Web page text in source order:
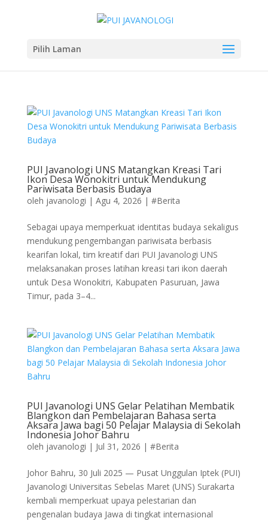
Pilih Laman
PUI Javanologi UNS Matangkan Kreasi Tari
Ikon Desa Wonokitri untuk Mendukung
Pariwisata Berbasis Budaya
oleh javanologi | Agu 4, 2026 | #Berita
Sebagai upaya memperkuat identitas budaya sekaligus
mendukung pengembangan pariwisata berbasis
kearifan lokal, tim kreatif dari PUI Javanologi UNS
melaksanakan proses latihan kreasi tari ikon daerah
untuk Desa Wonokitri, Kabupaten Pasuruan, Jawa
Timur, pada 3–4...
PUI Javanologi UNS Gelar Pelatihan Membatik
Blangkon dan Pembelajaran Bahasa serta
Aksara Jawa bagi 50 Pelajar Malaysia di Sekolah
Indonesia Johor Bahru
oleh javanologi | Jul 31, 2026 | #Berita
Johor Bahru, 30 Juli 2025 — Pusat Unggulan Iptek (PUI)
Javanologi Universitas Sebelas Maret (UNS) Surakarta
kembali memperkuat upaya pelestarian dan
pengenalan budaya Jawa di tingkat internasional